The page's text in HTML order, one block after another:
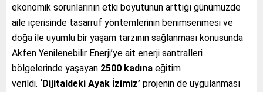
ekonomik sorunlarının etki boyutunun arttığı günümüzde
aile içerisinde tasarruf yöntemlerinin benimsenmesi ve
doğa ile uyumlu bir yaşam tarzının sağlanması konusunda
Akfen Yenilenebilir Enerji’ye ait enerji santralleri
bölgelerinde yaşayan 2500 kadına eğitim
verildi. ‘Dijitaldeki Ayak İzimiz’ projenin de uygulanması